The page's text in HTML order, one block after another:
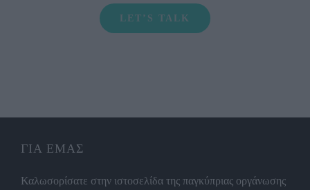
LET’S TALK
ΓΙΑ ΕΜΑΣ
Καλωσορίσατε στην ιστοσελίδα της παγκύπριας οργάνωσης